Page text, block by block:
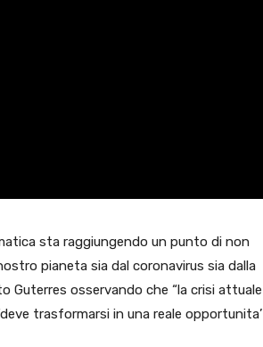
sta raggiungendo un punto di non
pianeta sia dal coronavirus sia dalla
Guterres osservando che “la crisi attuale
trasformarsi in una reale opportunita’